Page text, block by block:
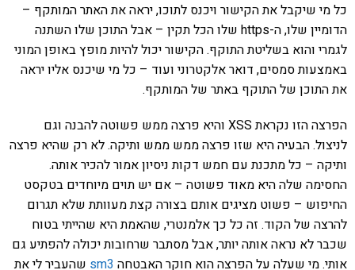
כל מי שיקבל את הקישור ויכנס לתוכו, יראה את האתר המותקף –
הדומיין שלו, ה-https שלו הכל תקין – אבל התוכן שלו השתנה
לגמרי והוא בשליטת התוקף. הקישור יכול להיות מופץ באופן המוני
באמצעות סמסים, דואר אלקטרוני ועוד – כל מי שיכנס אליו יראה
את התוכן של התוקף באתר של המותקף.
הפרצה הזו נקראת XSS והיא פרצה ממש פשוטה להבנה וגם
לניצול. הבעיה היא שזו פרצה ממש ממש ותיקה. לא רק שהיא פרצה
ותיקה – כל מתכנת עם חמש דקות ניסיון אמור להכיר אותה.
החסימה שלה היא מאוד פשוטה – אם יש תוים מיוחדים בטקסט
החיפוש – פשוט מציגים אותם בצורה קצת מעוותת שלא תגרום
להרצה של הקוד. זה כל כך אלמנטרי, שהאמת היא שהייתי בטוח
שכבר לא נראה אותה יותר, אבל מסתבר שרחובות יכולה להפתיע גם
אותי. מי שעלה על הפרצה הוא חוקר האבטחה sm3 שהעביר לי את